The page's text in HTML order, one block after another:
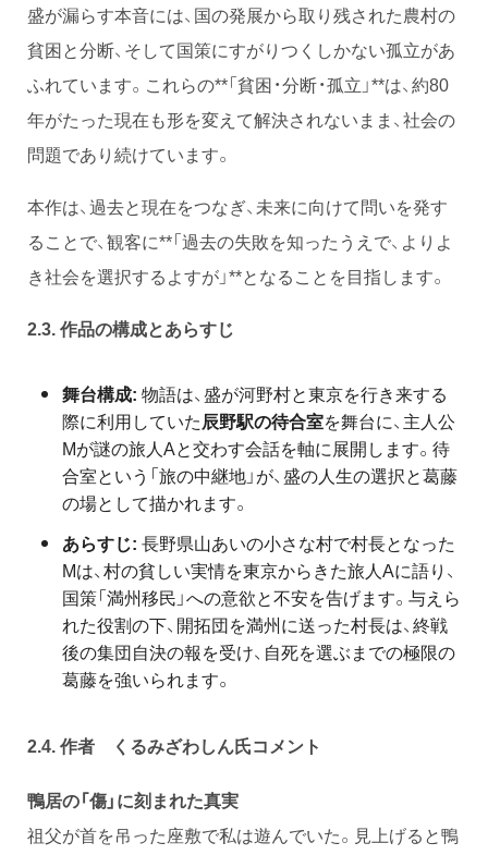
盛が漏らす本音には、国の発展から取り残された農村の
貧困と分断、そして国策にすがりつくしかない孤立があ
ふれています。これらの**「貧困・分断・孤立」**は、約80
年がたった現在も形を変えて解決されないまま、社会の
問題であり続けています。
本作は、過去と現在をつなぎ、未来に向けて問いを発す
ることで、観客に**「過去の失敗を知ったうえで、よりよ
き社会を選択するよすが」**となることを目指します。
2.3. 作品の構成とあらすじ
舞台構成: 物語は、盛が河野村と東京を行き来する
際に利用していた辰野駅の待合室を舞台に、主人公
Mが謎の旅人Aと交わす会話を軸に展開します。待
合室という「旅の中継地」が、盛の人生の選択と葛藤
の場として描かれます。
あらすじ: 長野県山あいの小さな村で村長となった
Mは、村の貧しい実情を東京からきた旅人Aに語り、
国策「満州移民」への意欲と不安を告げます。与えら
れた役割の下、開拓団を満州に送った村長は、終戦
後の集団自決の報を受け、自死を選ぶまでの極限の
葛藤を強いられます。
2.4. 作者 くるみざわしん氏コメント
鴨居の「傷」に刻まれた真実
祖父が首を吊った座敷で私は遊んでいた。見上げると鴨